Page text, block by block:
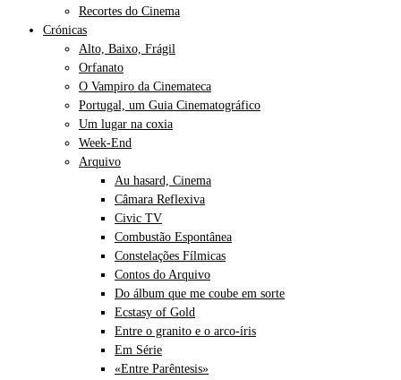
Recortes do Cinema
Crónicas
Alto, Baixo, Frágil
Orfanato
O Vampiro da Cinemateca
Portugal, um Guia Cinematográfico
Um lugar na coxia
Week-End
Arquivo
Au hasard, Cinema
Câmara Reflexiva
Civic TV
Combustão Espontânea
Constelações Fílmicas
Contos do Arquivo
Do álbum que me coube em sorte
Ecstasy of Gold
Entre o granito e o arco-íris
Em Série
«Entre Parêntesis»